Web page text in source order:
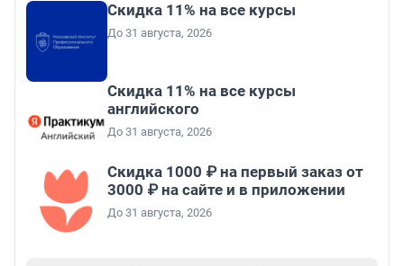
Скидка 11% на все курсы
До 31 августа, 2026
Скидка 11% на все курсы
английского
До 31 августа, 2026
Скидка 1000 ₽ на первый заказ от
3000 ₽ на сайте и в приложении
До 31 августа, 2026